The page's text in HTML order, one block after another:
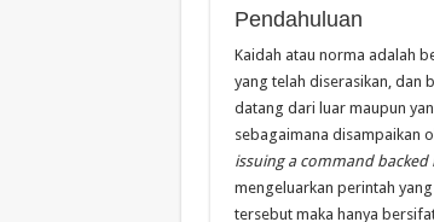
Pendahuluan
Kaidah atau norma adalah
yang telah diserasikan, dan
datang dari luar maupun
sebagaimana disampaikan
issuing a command
mengeluarkan perintah
tersebut maka hanya